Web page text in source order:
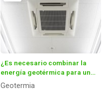
¿Es necesario combinar la
energía geotérmica para un
buen abastecimiento?
Geotermia